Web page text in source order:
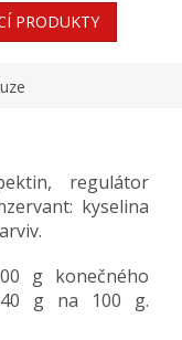
PRODUKTY
regulátor
kyselina
g konečného
g na 100 g.